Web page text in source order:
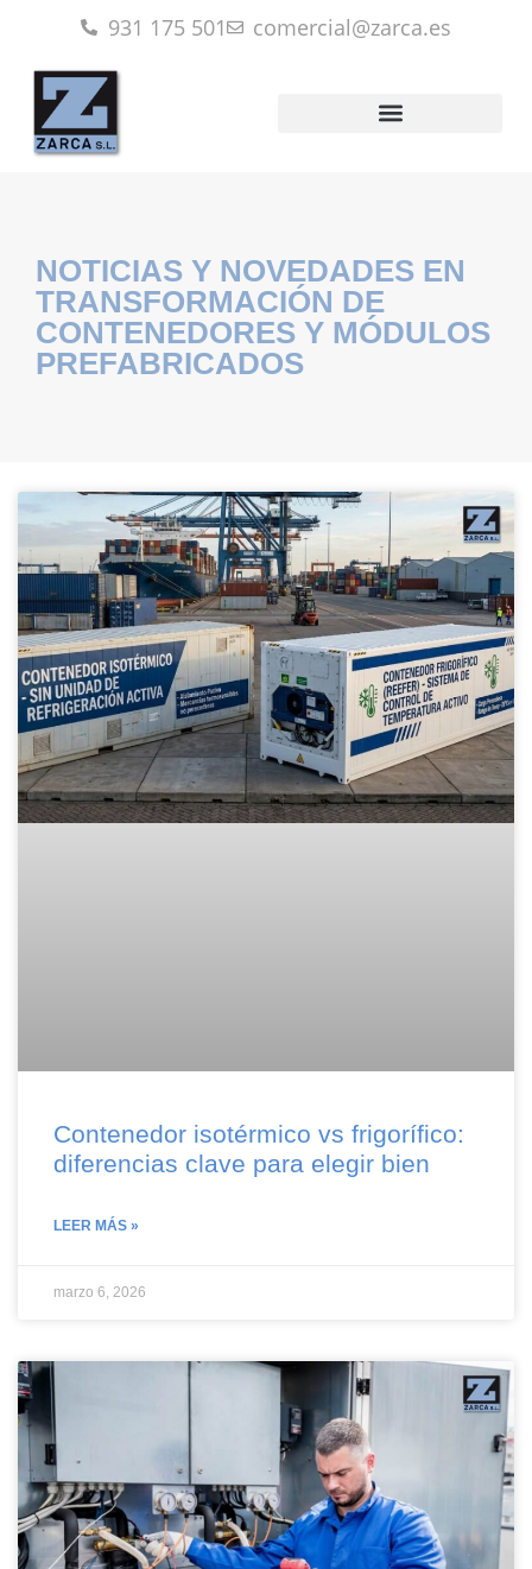
931 175 501 comercial@zarca.es
NOTICIAS Y NOVEDADES EN
TRANSFORMACIÓN DE
CONTENEDORES Y MÓDULOS
PREFABRICADOS
Contenedor isotérmico vs frigorífico:
diferencias clave para elegir bien
LEER MÁS »
marzo 6, 2026